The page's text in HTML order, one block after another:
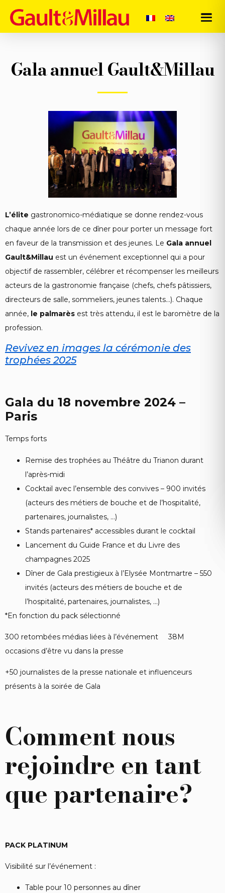
Gala annuel Gault&Millau
L’élite gastronomico-médiatique se donne rendez-vous
chaque année lors de ce dîner pour porter un message fort
en faveur de la transmission et des jeunes. Le Gala annuel
Gault&Millau est un événement exceptionnel qui a pour
objectif de rassembler, célébrer et récompenser les meilleurs
acteurs de la gastronomie française (chefs, chefs pâtissiers,
directeurs de salle, sommeliers, jeunes talents…). Chaque
année, le palmarès est très attendu, il est le baromètre de la
profession.
Revivez en images la cérémonie des
trophées 2025
Gala du 18 novembre 2024 –
Paris
Temps forts
Remise des trophées au Théâtre du Trianon durant
l’après-midi
Cocktail avec l’ensemble des convives – 900 invités
(acteurs des métiers de bouche et de l’hospitalité,
partenaires, journalistes, …)
Stands partenaires* accessibles durant le cocktail
Lancement du Guide France et du Livre des
champagnes 2025
Dîner de Gala prestigieux à l’Elysée Montmartre – 550
invités (acteurs des métiers de bouche et de
l’hospitalité, partenaires, journalistes, …)
*En fonction du pack sélectionné
300 retombées médias liées à l’événement 38M
occasions d’être vu dans la presse
+50 journalistes de la presse nationale et influenceurs
présents à la soirée de Gala
Comment nous
rejoindre en tant
que partenaire?
PACK PLATINUM
Visibilité sur l’événement :
Table pour 10 personnes au dîner